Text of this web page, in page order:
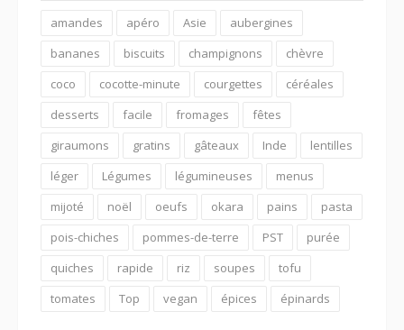
amandes apéro Asie
aubergines
bananes
biscuits champignons
chèvre
coco
cocotte-minute courgettes
céréales
desserts
facile fromages
fêtes
giraumons
gratins gâteaux Inde
lentilles
léger
Légumes légumineuses
menus
mijoté
noël oeufs okara pains
pasta
pois-chiches
pommes-de-terre PST
purée
quiches
rapide riz soupes
tofu
tomates
Top vegan épices épinards